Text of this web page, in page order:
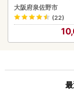
ーグ 訳あり 黒毛和
わポーク
大阪府泉佐野市
(22)